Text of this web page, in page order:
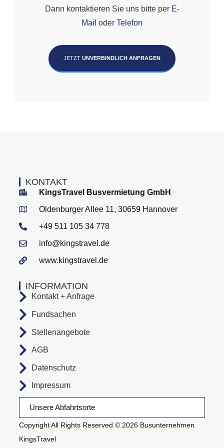
Dann kontaktieren Sie uns bitte per E-
Mail oder Telefon
JETZT UNVERBINDLICH ANFRAGEN
Copyright All Rights Reserved © 2026 Busunternehmen
KingsTravel
Unsere Abfahrtsorte
INFORMATION
Kontakt + Anfrage
Fundsachen
Stellenangebote
AGB
Datenschutz
Impressum
KONTAKT
KingsTravel Busvermietung GmbH
Oldenburger Allee 11, 30659 Hannover
+49 511 105 34 778
info@kingstravel.de
www.kingstravel.de